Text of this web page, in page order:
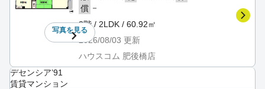
写真を見る
償 －
2階 / 2LDK / 60.92㎡
2026/08/03 更新
ハウスコム 肥後橋店
デセンシア’91
賃貸マンション